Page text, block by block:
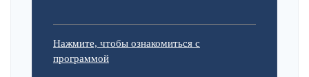
Нажмите, чтобы ознакомиться с
программой